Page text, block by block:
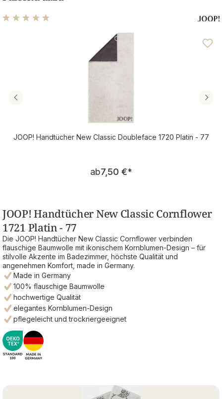
JOOP! Handtücher New Classic Doubleface 1720 Platin - 77
Regulärer Preis:
ab7,50 €*
JOOP! Handtücher New Classic Cornflower
1721 Platin - 77
Die JOOP! Handtücher New Classic Cornflower verbinden
flauschige Baumwolle mit ikonischem Kornblumen-Design – für
stilvolle Akzente im Badezimmer, höchste Qualität und
angenehmen Komfort, made in Germany.
Made in Germany
100% flauschige Baumwolle
hochwertige Qualität
elegantes Kornblumen-Design
pflegeleicht und trocknergeeignet